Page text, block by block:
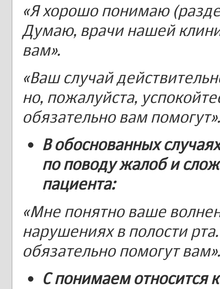
«Я хорошо понимаю
Думаю, врачи нашей
вам».
«Ваш случай
но, пожалуйста,
обязательно вам помогут».
В обоснованных
по поводу жалоб и
пациента:
«Мне понятно ваше
нарушениях в полости
обязательно помогут вам».
С понимаем относится